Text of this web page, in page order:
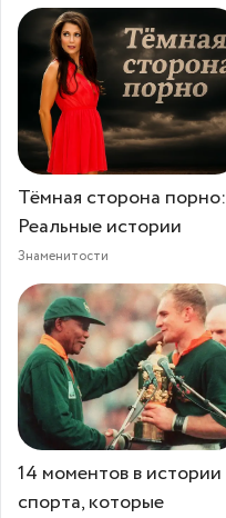
Тёмная сторона порно:
Реальные истории
Знаменитости
14 моментов в истории
спорта, которые